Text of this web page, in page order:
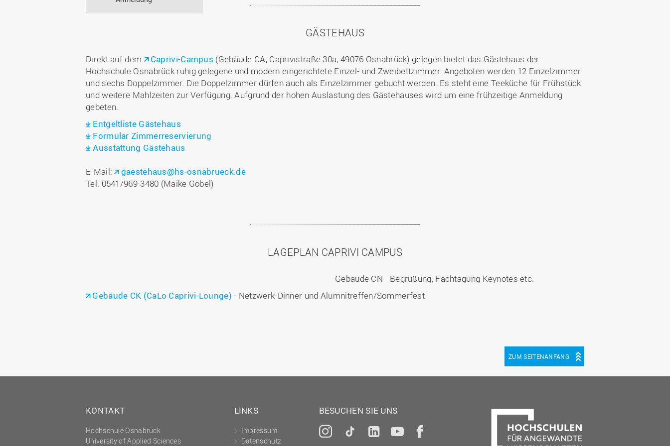
GÄSTEHAUS
Direkt auf dem Caprivi-Campus (Gebäude CA, Caprivistraße 30a, 49076 Osnabrück) gelegen bietet das Gästehaus der
Hochschule Osnabrück ruhig gelegene und modern eingerichtete Einzel- und Zweibettzimmer. Angeboten werden 12 Einzelzimmer
und sechs Doppelzimmer. Die Doppelzimmer dürfen auch als Einzelzimmer gebucht werden. Es steht eine Teeküche für Frühstück
und weitere Mahlzeiten zur Verfügung. Aufgrund der hohen Auslastung des Gästehauses wird um eine frühzeitige Anmeldung
gebeten.
Entgeltliste Gästehaus
Formular Zimmerreservierung
Ausstattung Gästehaus
E‐Mail: gaestehaus@hs‐osnabrueck.de
Tel. 0541/969-3480 (Maike Göbel)
LAGEPLAN CAPRIVI CAMPUS
Gebäude CN - Begrüßung, Fachtagung Keynotes etc.
Gebäude CK (CaLo Caprivi-Lounge) - Netzwerk-Dinner und Alumnitreffen/Sommerfest
ZUM SEITENANFANG
KONTAKT
Hochschule Osnabrück
University of Applied Sciences
LINKS
Impressum
Datenschutz
BESUCHEN SIE UNS
Instagram
TiktokLinkedInYouTube